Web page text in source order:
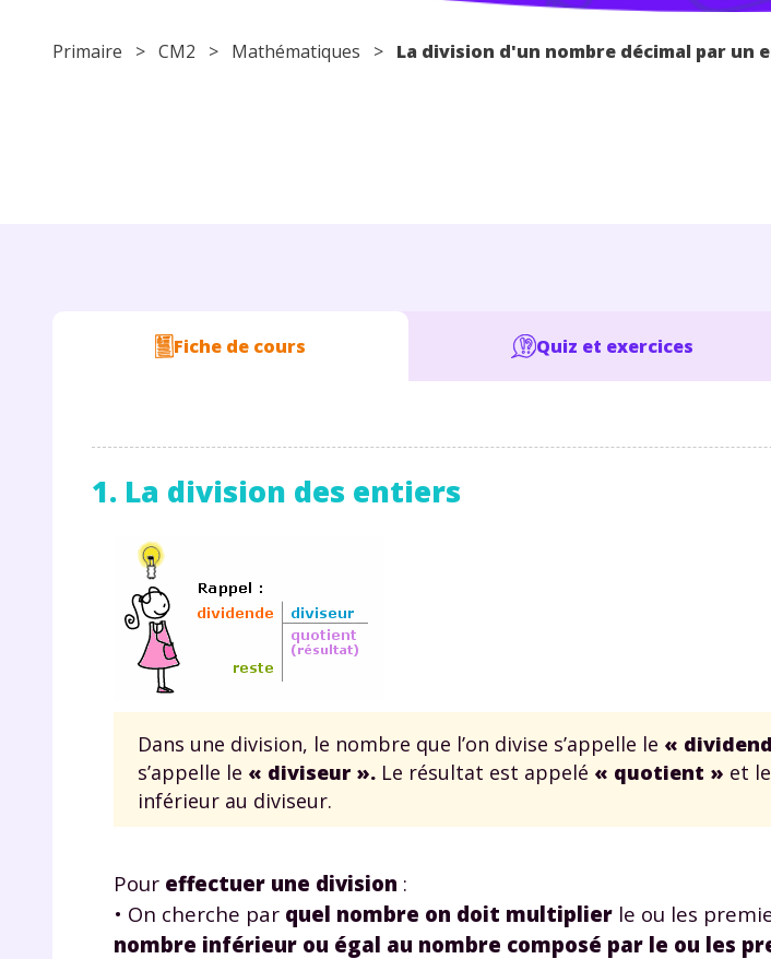
Primaire > CM2 > Mathématiques > La division d'un nombre décimal par un
Fiche de cours Quiz et exercices
1. La division des entiers
Dans une division, le nombre que l’on divise s’appelle le «
s’appelle le « diviseur ». Le résultat est appelé « quotient » et le
inférieur au diviseur.
Pour effectuer une division :
• On cherche par quel nombre on doit multiplier le ou les
nombre inférieur ou égal au nombre composé par le ou les